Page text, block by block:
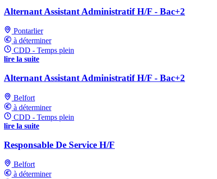
Alternant Assistant Administratif H/F - Bac+2
Pontarlier
à déterminer
CDD - Temps plein
lire la suite
Alternant Assistant Administratif H/F - Bac+2
Belfort
à déterminer
CDD - Temps plein
lire la suite
Responsable De Service H/F
Belfort
à déterminer